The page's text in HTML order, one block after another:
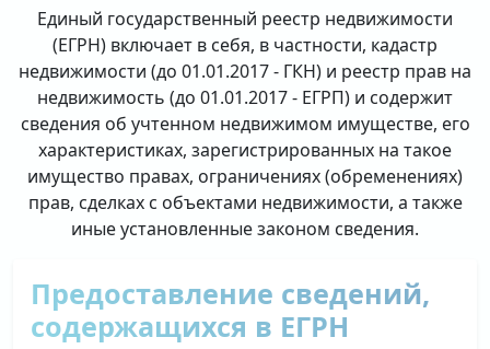
Единый государственный реестр недвижимости
(ЕГРН) включает в себя, в частности, кадастр
недвижимости (до 01.01.2017 - ГКН) и реестр прав на
недвижимость (до 01.01.2017 - ЕГРП) и содержит
сведения об учтенном недвижимом имуществе, его
характеристиках, зарегистрированных на такое
имущество правах, ограничениях (обременениях)
прав, сделках с объектами недвижимости, а также
иные установленные законом сведения.
Предоставление сведений,
содержащихся в ЕГРН